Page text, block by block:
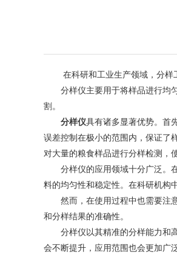
在科研和工业生产领域，分样工
分样仪主要用于将样品进行均匀
割。
分样仪具有诸多显著优势。首
误差控制在极小的范围内，保证了
对大量的粮食样品进行分样检测，
分样仪的应用领域十分广泛。在
料的均匀性和稳定性。在科研机构
然而，在使用过程中也需要注意
和分样结果的准确性。
分样仪以其精准的分样能力和高
会不断提升，应用范围也会更加广泛